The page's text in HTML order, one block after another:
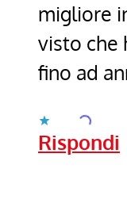
migliore
visto che
fino ad
Caricamento...
Rispondi